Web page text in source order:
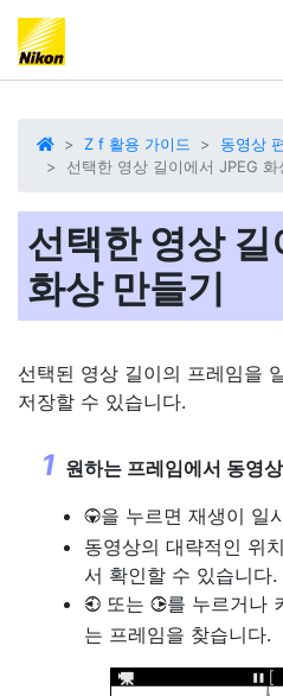
Z f 활용 가이드
동영상
선택한 영상 길이에서 JPEG 화
선택한 영상
화상 만들기
선택된 영상 길이의 프레임을
저장할 수 있습니다.
원하는 프레임에서 동영
3을 누르면 재생이 일
동영상의 대략적인 위
서 확인할 수 있습니다.
4 또는 2를 누르거나
는 프레임을 찾습니다.